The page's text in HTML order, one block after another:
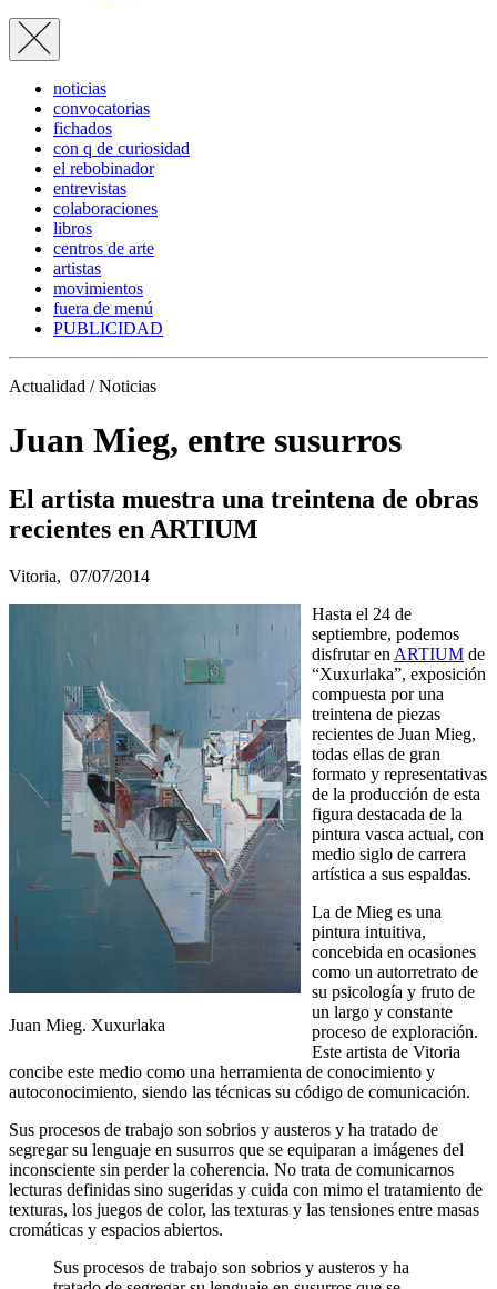
noticias
convocatorias
fichados
con q de curiosidad
el rebobinador
entrevistas
colaboraciones
libros
centros de arte
artistas
movimientos
fuera de menú
PUBLICIDAD
Actualidad / Noticias
Juan Mieg, entre susurros
El artista muestra una treintena de obras
recientes en ARTIUM
Vitoria, 07/07/2014
Juan Mieg. Xuxurlaka
Hasta el 24 de
septiembre, podemos
disfrutar en ARTIUM de
“Xuxurlaka”, exposición
compuesta por una
treintena de piezas
recientes de Juan Mieg,
todas ellas de gran
formato y representativas
de la producción de esta
figura destacada de la
pintura vasca actual, con
medio siglo de carrera
artística a sus espaldas.
La de Mieg es una
pintura intuitiva,
concebida en ocasiones
como un autorretrato de
su psicología y fruto de
un largo y constante
proceso de exploración.
Este artista de Vitoria
concibe este medio como una herramienta de conocimiento y
autoconocimiento, siendo las técnicas su código de comunicación.
Sus procesos de trabajo son sobrios y austeros y ha tratado de
segregar su lenguaje en susurros que se equiparan a imágenes del
inconsciente sin perder la coherencia. No trata de comunicarnos
lecturas definidas sino sugeridas y cuida con mimo el tratamiento de
texturas, los juegos de color, las texturas y las tensiones entre masas
cromáticas y espacios abiertos.
Sus procesos de trabajo son sobrios y austeros y ha